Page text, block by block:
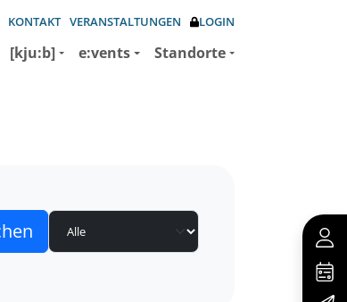
KONTAKT VERANSTALTUNGEN LOGIN
[kju:b] e:vents Standorte